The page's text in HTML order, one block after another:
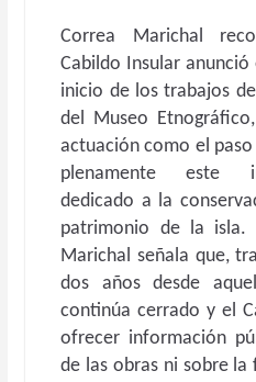
Correa Marichal
Cabildo Insular
inicio de los trabajos
del Museo
actuación como el
plenamente este
dedicado a la
patrimonio de la isla.
Marichal señala que,
dos años desde
continúa cerrado y el
ofrecer información
de las obras ni sobre la